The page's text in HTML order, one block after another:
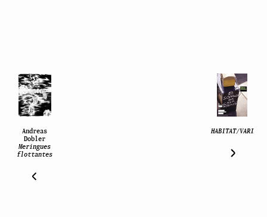
Andreas
Dobler
Meringues
flottantes
HABITAT/